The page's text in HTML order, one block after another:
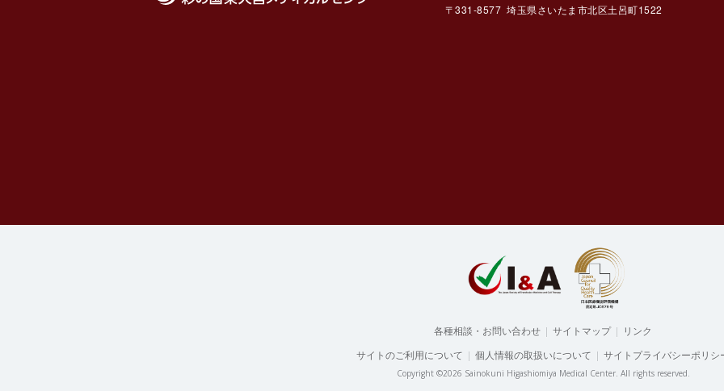
〒331-8577 埼玉県さいたま市北区土呂町1522
各種相談・お問い合わせ | サイトマップ| リンク
サイトのご利用について | 個人情報の取扱いについて | サイトプライバシーポリシ
Copyright ©2026 Sainokuni Higashiomiya Medical Center. All rights reserved.